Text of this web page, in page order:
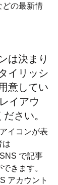
どの最新情
は決まり
イリッシ
意してい
イアウ
さい。
イコンが表
は
で記事
きます。
アカウント